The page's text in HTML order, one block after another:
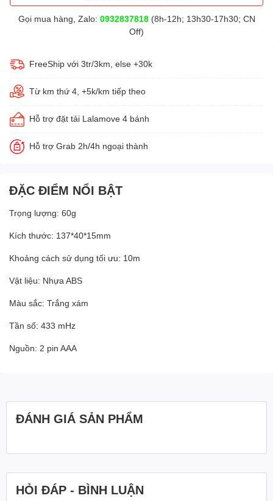
Gọi mua hàng, Zalo: 0932837818(8h-12h; 13h30-17h30; CN
Off)
FreeShip với 3tr/3km, else +30k
Từ km thứ 4, +5k/km tiếp theo
Hỗ trợ đặt tải Lalamove 4 bánh
Hỗ trợ Grab 2h/4h ngoại thành
ĐẶC ĐIỂM NỔI BẬT
Trọng lượng: 60g
Kích thước: 137*40*15mm
Khoảng cách sử dụng tối ưu: 10m
Vật liệu: Nhựa ABS
Màu sắc: Trắng xám
Tần số: 433 mHz
Nguồn: 2 pin AAA
ĐÁNH GIÁ SẢN PHẨM
HỎI ĐÁP - BÌNH LUẬN